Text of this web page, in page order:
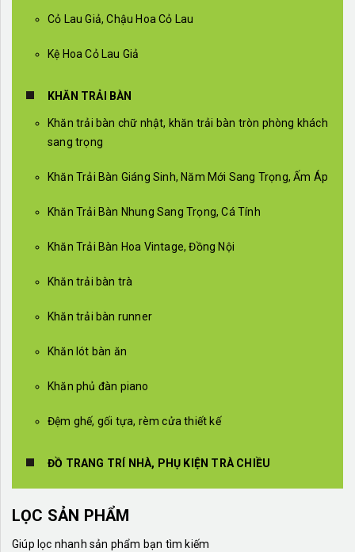
Cỏ Lau Giả, Chậu Hoa Cỏ Lau
Kệ Hoa Cỏ Lau Giả
KHĂN TRẢI BÀN
Khăn trải bàn chữ nhật, khăn trải bàn tròn phòng khách
sang trọng
Khăn Trải Bàn Giáng Sinh, Năm Mới Sang Trọng, Ấm Áp
Khăn Trải Bàn Nhung Sang Trọng, Cá Tính
Khăn Trải Bàn Hoa Vintage, Đồng Nội
Khăn trải bàn trà
Khăn trải bàn runner
Khăn lót bàn ăn
Khăn phủ đàn piano
Đệm ghế, gối tựa, rèm cửa thiết kế
ĐỒ TRANG TRÍ NHÀ, PHỤ KIỆN TRÀ CHIỀU
LỌC SẢN PHẨM
Giúp lọc nhanh sản phẩm bạn tìm kiếm